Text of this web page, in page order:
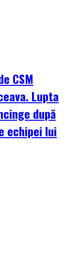
CSM
Lupta
după
echipei lui